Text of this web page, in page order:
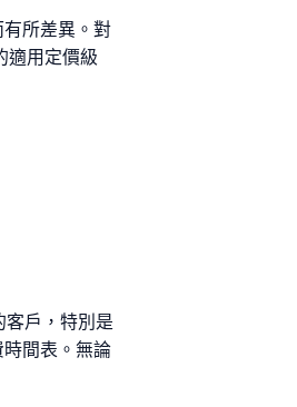
所差異。對
適用定價級
戶，特別是
間表。無論